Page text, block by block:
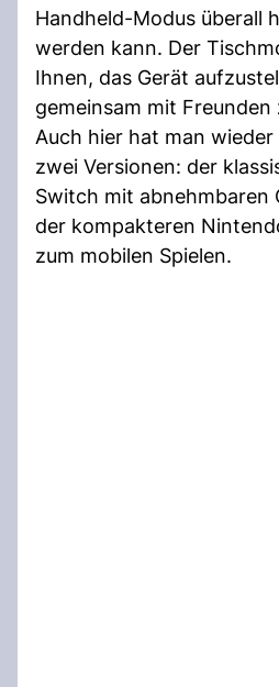
Handheld-Modus überall
werden kann. Der
Ihnen, das Gerät
gemeinsam mit Freunden
Auch hier hat man
zwei Versionen: der
Switch mit abnehmbaren
der kompakteren
zum mobilen Spielen.